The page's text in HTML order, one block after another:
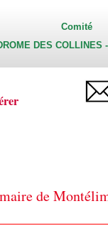
Comité
DES COLLINES
de